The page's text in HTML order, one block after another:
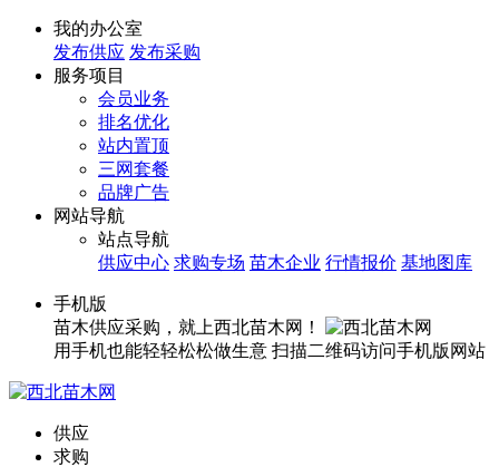
我的办公室
发布供应 发布采购
服务项目
会员业务
排名优化
站内置顶
三网套餐
品牌广告
网站导航
站点导航
供应中心 求购专场 苗木企业 行情报价 基地图库
手机版
苗木供应采购，就上西北苗木网！
用手机也能轻轻松松做生意 扫描二维码访问手机版网站
供应
求购